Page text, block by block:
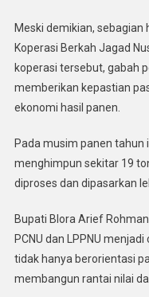
Meski demikian,
Koperasi Berkah Jagad
koperasi tersebut, gabah
memberikan kepastian
ekonomi hasil panen.
Pada musim panen tahun
menghimpun sekitar 19
diproses dan dipasarkan
Bupati Blora Arief
PCNU dan LPPNU
tidak hanya berorientasi
membangun rantai nilai